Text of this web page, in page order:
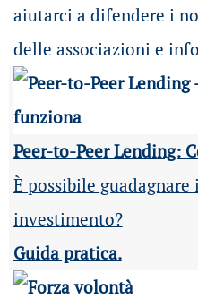
aiutarci a difendere i
delle associazioni e
Peer-to-Peer Lending:
È possibile
investimento?
Guida pratica.